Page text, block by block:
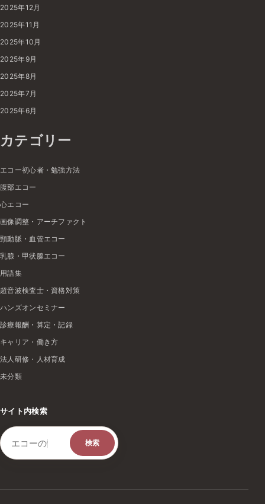
2025年12月
2025年11月
2025年10月
2025年9月
2025年8月
2025年7月
2025年6月
カテゴリー
エコー初心者・勉強方法
腹部エコー
心エコー
画像調整・アーチファクト
頸動脈・血管エコー
乳腺・甲状腺エコー
用語集
超音波検査士・資格対策
ハンズオンセミナー
診療報酬・算定・記録
キャリア・働き方
法人研修・人材育成
未分類
サイト内検索
検索キーワード
検索